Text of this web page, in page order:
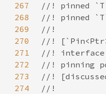
267
268
269
270
271
272
273
274